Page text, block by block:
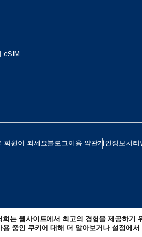
eSIM
회원이 되세요블로그이용 약관개인정보처리
Polski
简体中文
CHF - 스위스 프랑
희는 웹사이트에서 최고의 경험을 제공하기
용 중인 쿠키에 대해 더 알아보거나설정에서